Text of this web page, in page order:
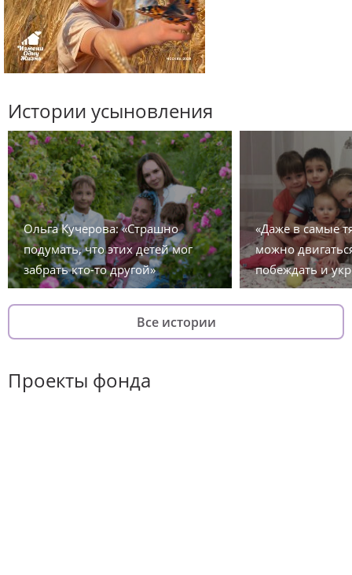
Истории усыновления
Ольга Кучерова: «Страшно
подумать, что этих детей мог
забрать кто-то другой»
«Даже в самые
можно
побеждать и
Все истории
Проекты фонда